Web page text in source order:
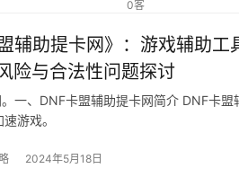
辅助提卡网》：游戏辅助
险与合法性问题探讨
一、DNF卡盟辅助提卡网简介 DNF卡
游戏。
2024年5月18日